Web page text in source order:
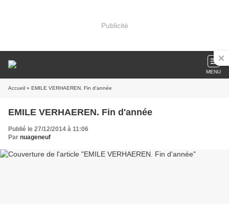
Publicité
MENU
Accueil » EMILE VERHAEREN. Fin d'année
EMILE VERHAEREN. Fin d'année
Publié le 27/12/2014 à 11:06
Par nuageneuf